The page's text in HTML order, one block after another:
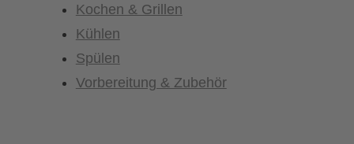
Kochen & Grillen
Kühlen
Spülen
Vorbereitung & Zubehör